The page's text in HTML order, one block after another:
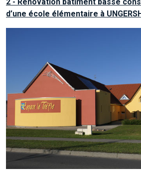
2 - Rénovation bâtiment basse
d’une école élémentaire à